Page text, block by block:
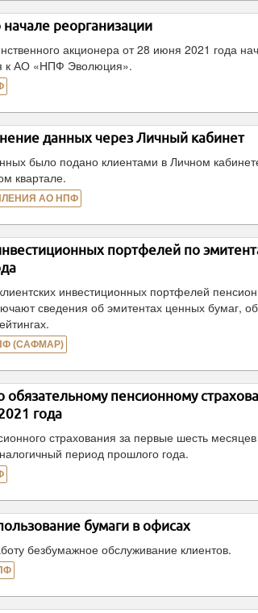
реорганизации
акционера от 28 июня 2021 года
к АО «НПФ Эволюция».
данных через Личный кабинет
было подано клиентами в Личном
квартале.
АО НПФ
портфелей по
инвестиционных портфелей
сведения об эмитентах ценных бумаг,
(САФМАР)
пенсионному
года
страхования за первые шесть месяцев
период прошлого года.
бумаги в офисах
безбумажное обслуживание клиентов.